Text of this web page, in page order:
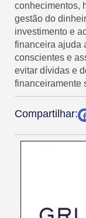
conhecimentos,
gestão do
investimento e
financeira ajuda
conscientes e
evitar dívidas e
financeiramente
Compartilhar: